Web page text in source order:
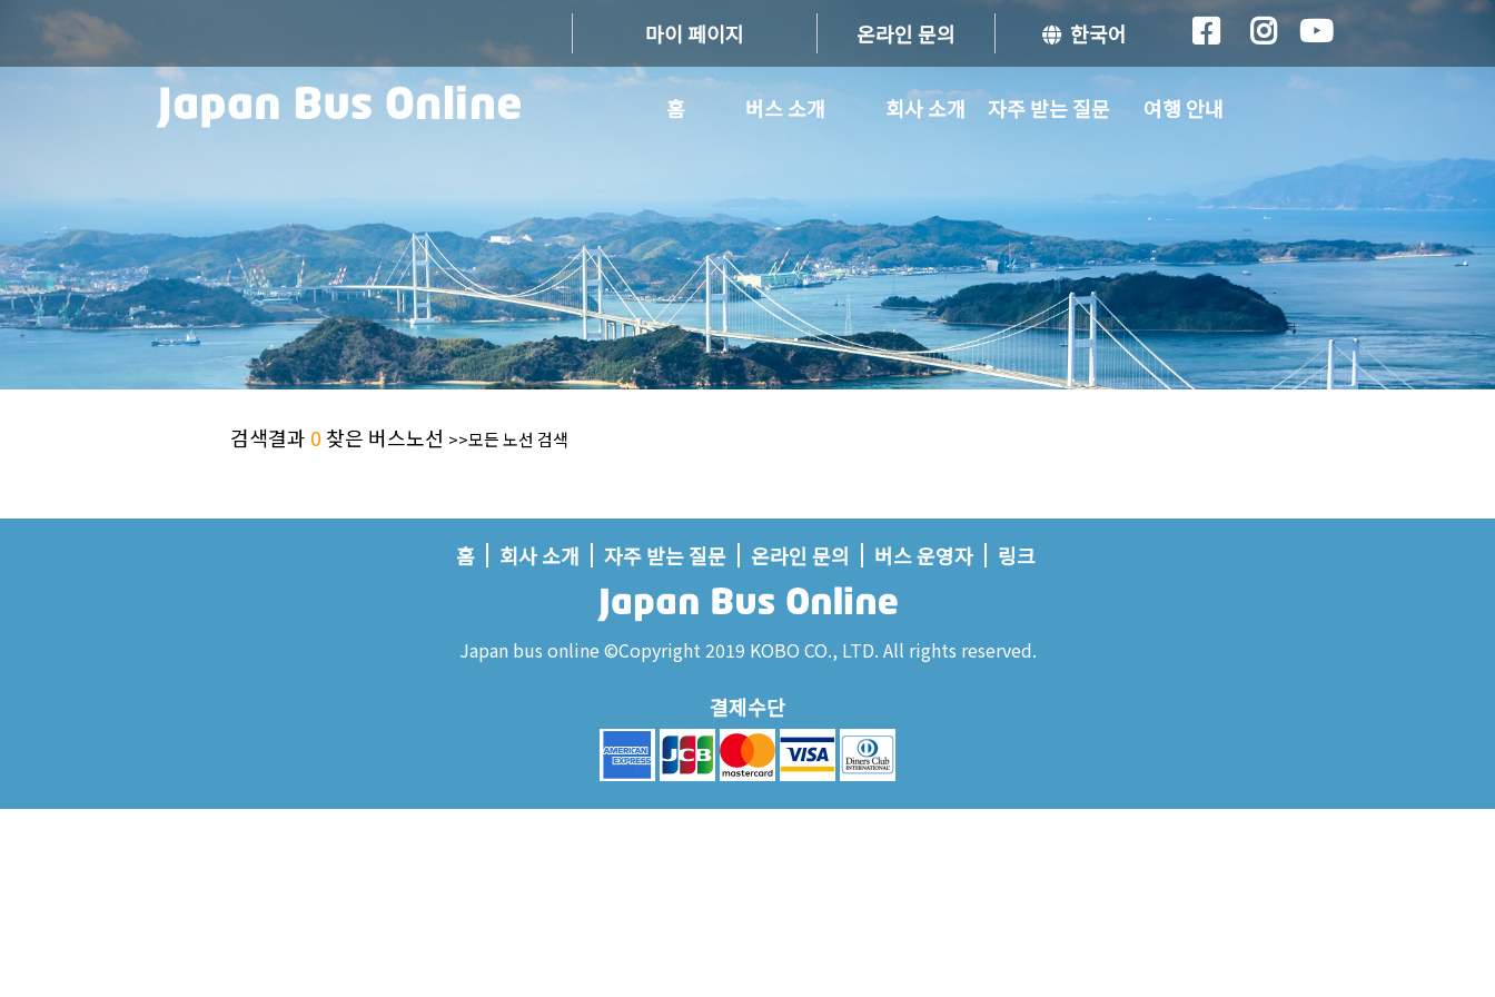
마이 페이지 온라인 문의 한국어
홈 버스 소개 회사 소개 자주 받는 질문 여행 안내
검색결과 0 찾은 버스노선 >>모든 노선 검색
홈 회사 소개 자주 받는 질문 온라인 문의 버스 운영자 링크
Japan bus online ©Copyright 2019 KOBO CO., LTD. All rights reserved.
결제수단